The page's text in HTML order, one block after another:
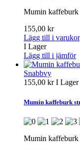
Mumin kaffeburk
155,00 kr
Lägg till i
I Lager
Lägg till i jämför
Snabbvy
155,00 krI Lager
Mumin kaffeburk
Mumin kaffeburk